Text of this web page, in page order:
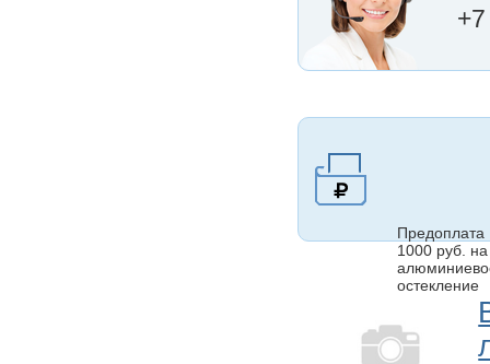
Предоплата
1000 руб. на
остекление